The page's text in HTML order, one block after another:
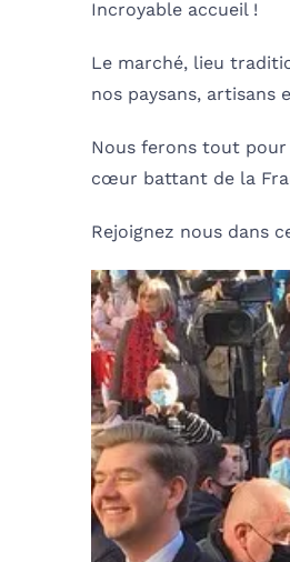
Incroyable accueil !
Le marché, lieu
nos paysans, artisans
Nous ferons tout
cœur battant de la
Rejoignez nous dans